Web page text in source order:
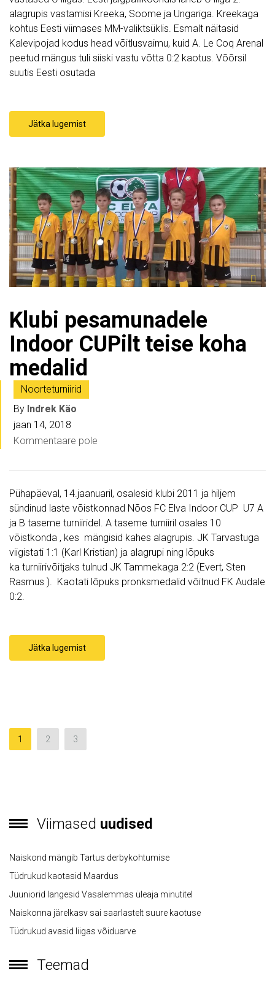
alagrupis vastamisi Kreeka, Soome ja Ungariga. Kreekaga
kohtus Eesti viimases MM-valiktsüklis. Esmalt näitasid
Kalevipojad kodus head võitlusvaimu, kuid A. Le Coq Arenal
peetud mängus tuli siiski vastu võtta 0:2 kaotus. Võõrsil
suutis Eesti osutada
Jätka lugemist
Klubi pesamunadele
Indoor CUPilt teise koha
medalid
Noorteturniirid
By Indrek Käo
jaan 14, 2018
Kommentaare pole
Pühapäeval, 14.jaanuaril, osalesid klubi 2011 ja hiljem
sündinud laste võistkonnad Nõos FC Elva Indoor CUP U7 A
ja B taseme turniiridel. A taseme turniiril osales 10
võistkonda , kes mängisid kahes alagrupis. JK Tarvastuga
viigistati 1:1 (Karl Kristian) ja alagrupi ning lõpuks
ka turniirivõitjaks tulnud JK Tammekaga 2:2 (Evert, Sten
Rasmus ). Kaotati lõpuks pronksmedalid võitnud FK Audale
0:2.
Jätka lugemist
1 2 3
Viimased uudised
Naiskond mängib Tartus derbykohtumise
Tüdrukud kaotasid Maardus
Juuniorid langesid Vasalemmas üleaja minutitel
Naiskonna järelkasv sai saarlastelt suure kaotuse
Tüdrukud avasid liigas võiduarve
Teemad